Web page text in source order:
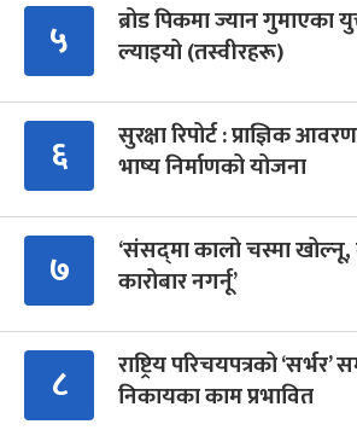
५
ब्रोड पिकमा ज्यान गुमाएका
ल्याइयो (तस्वीरहरू)
६
सुरक्षा रिपोर्ट : प्राज्ञिक
भाष्य निर्माणको योजना
७
‘संसद्‍मा कालो चस्मा
कारोबार नगर्नू’
८
राष्ट्रिय परिचयपत्रको
निकायका काम प्रभावित